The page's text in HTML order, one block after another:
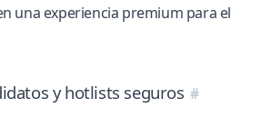
una experiencia premium para el
y hotlists seguros